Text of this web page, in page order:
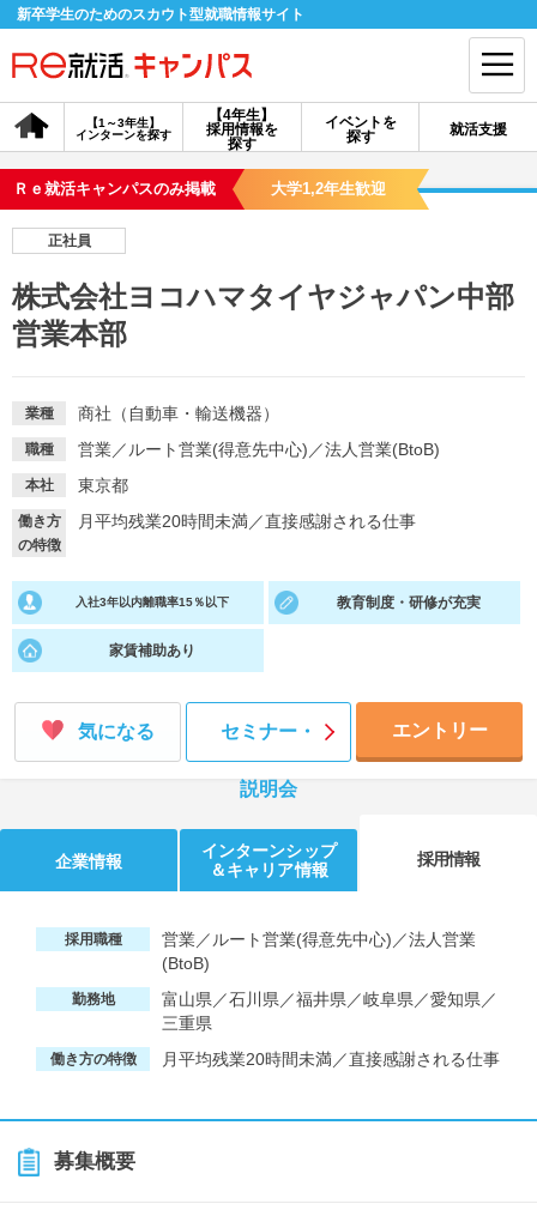
新卒学生のためのスカウト型就職情報サイト
【4年生】
採用情報を
探す
【1～3年生】
インターンを探す
イベントを
探す
就活支援
会員登録 ログイン
会員ID・パスワードを忘れた方はこちら
探す
【4年生】
イベントを探す スカウト お知らせ
就活ノウハウ・サポート
就活支援 就活コラム
お役立ち記事・相談室など
あなたに合う仕事を診断！ 動画で対策講座をチェック
就活ニュースペーパー よくある質問
Ｒｅ就活キャンパスのみ掲載 大学1,2年生歓迎
正社員
株式会社ヨコハマタイヤジャパン中部
営業本部
業種 商社（自動車・輸送機器）
職種 営業／ ルート営業(得意先中心) ／法人営業(BtoB)
本社 東京都
働き方
の特徴
月平均残業20時間未満／直接感謝される仕事
入社3年以内離職率15％以下 教育制度・研修が充実
家賃補助あり
気になる セミナー・
説明会
エントリー
企業情報
インターンシップ
＆キャリア情報
採用情報
採用職種
営業／ルート営業(得意先中心)／法人営業
(BtoB)
勤務地
富山県／石川県／福井県／岐阜県／愛知県／
三重県
働き方の特徴 月平均残業20時間未満／直接感謝される仕事
募集概要